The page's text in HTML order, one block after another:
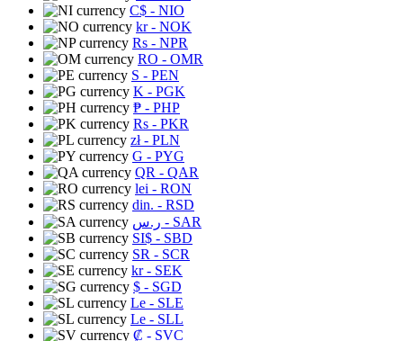
C$ - NIO
kr- NOK
Rs - NPR
RO - OMR
S - PEN
K - PGK
₱ - PHP
Rs - PKR
zł- PLN
G - PYG
QR - QAR
lei - RON
din. - RSD
ر.س - SAR
SI$ - SBD
SR - SCR
kr- SEK
$ - SGD
Le - SLE
Le - SLL
₡ - SVC